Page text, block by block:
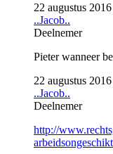
22 augustus
..Jacob..
Deelnemer
Pieter wanneer
22 augustus
..Jacob..
Deelnemer
http://